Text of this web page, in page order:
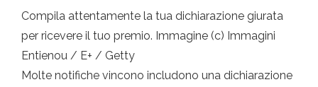
Compila attentamente la tua dichiarazione giurata
per ricevere il tuo premio. Immagine (c) Immagini
Entienou / E+ / Getty
Molte notifiche vincono includono una dichiarazione